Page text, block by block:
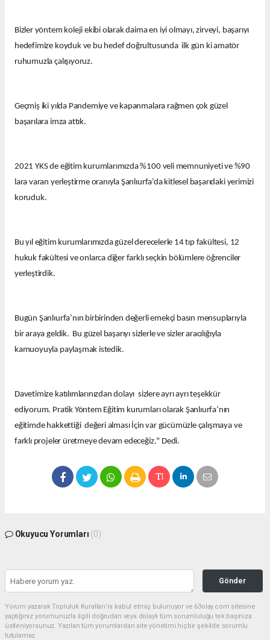
Bizler yöntem koleji ekibi olarak daima en iyi olmayı, zirveyi, başarıyı
hedefimize koyduk ve bu hedef doğrultusunda ilk gün ki amatör
ruhumuzla çalışıyoruz.
Geçmiş iki yılda Pandemiye ve kapanmalara rağmen çok güzel
başarılara imza attık.
2021 YKS de eğitim kurumlarımızda %100 veli memnuniyeti ve %90
lara varan yerleştirme oranıyla Şanlıurfa’da kitlesel başarıdaki yerimizi
koruduk.
Bu yıl eğitim kurumlarımızda güzel derecelerle 14 tıp fakültesi, 12
hukuk fakültesi ve onlarca diğer farklı seçkin bölümlere öğrenciler
yerleştirdik.
Bugün Şanlıurfa’nın birbirinden değerli emekçi basın mensuplarıyla
bir araya geldik. Bu güzel başarıyı sizlerle ve sizler aracılığıyla
kamuoyuyla paylaşmak istedik.
Davetimize katılımlarınızdan dolayı sizlere ayrı ayrı teşekkür
ediyorum. Pratik Yöntem Eğitim kurumları olarak Şanlıurfa’nın
eğitimde hakkettiği değeri alması İçin var gücümüzle çalışmaya ve
farklı projeler üretmeye devam edeceğiz." Dedi.
Okuyucu Yorumları (0)
Gönder
Yorum yazarak Topluluk Kuralları’nı kabul etmiş bulunuyor ve 63olay.com sitesine
yaptığınız yorumunuzla ilgili doğrudan veya dolaylı tüm sorumluluğu tek başınıza
üstleniyorsunuz. Yazılan tüm yorumlardan site yönetimi hiçbir şekilde sorumlu
tutulamaz.